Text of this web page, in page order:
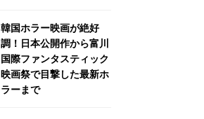
韓国ホラー映画が絶好
調！日本公開作から富川
国際ファンタスティック
映画祭で目撃した最新ホ
ラーまで